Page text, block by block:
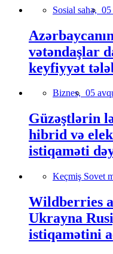
Sosial sahə, 05
vətəndaşlar
keyfiyyət
Biznes, 05
Güzəştlərin
hibrid və
istiqaməti
Keçmiş Sovet
Wildberries
Ukrayna
istiqamətini